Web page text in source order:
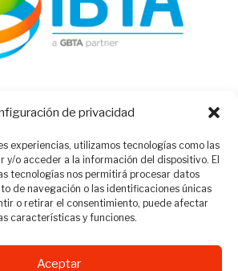
de privacidad
experiencias, utilizamos tecnologías como las
y/o acceder a la información del dispositivo. El
tecnologías nos permitirá procesar datos
de navegación o las identificaciones únicas
o retirar el consentimiento, puede afectar
características y funciones.
Aceptar